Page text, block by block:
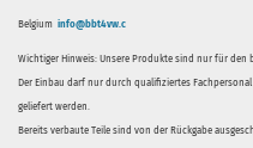
Belgium info@bbt4vw.c
Wichtiger Hinweis: Unsere Produkte sind nur für den
Der Einbau darf nur durch qualifiziertes
geliefert werden.
Bereits verbaute Teile sind von der Rückgabe